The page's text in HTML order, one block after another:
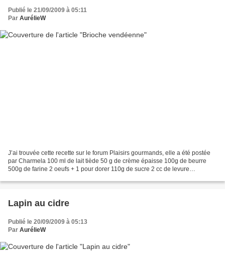
Publié le 21/09/2009 à 05:11
Par AurélieW
J’ai trouvée cette recette sur le forum Plaisirs gourmands, elle a été postée
par Charmela 100 ml de lait tiède 50 g de crème épaisse 100g de beurre
500g de farine 2 oeufs + 1 pour dorer 110g de sucre 2 cc de levure
Lapin au cidre
Publié le 20/09/2009 à 05:13
Par AurélieW